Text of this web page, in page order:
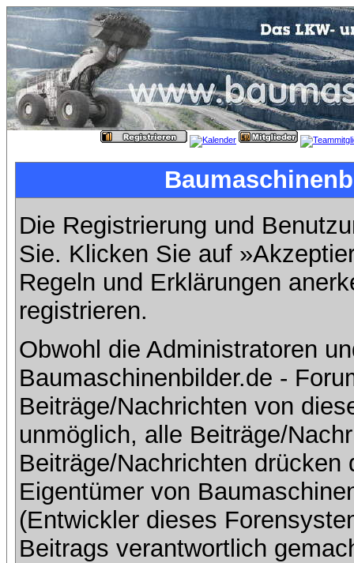
Die Registrierung und
Sie. Klicken Sie auf
Regeln und Erklärungen
registrieren.
Obwohl die Administratoren
Baumaschinenbilder.de -
Beiträge/Nachrichten von
unmöglich, alle Beiträge/
Beiträge/Nachrichten
Eigentümer von
(Entwickler dieses
Beitrags verantwortlich